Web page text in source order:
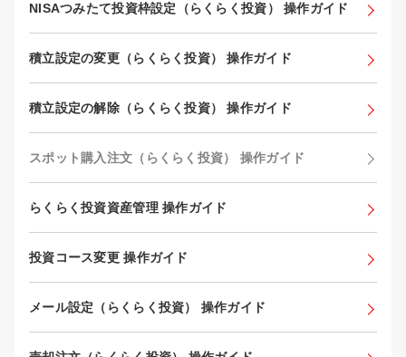
NISAつみたて投資枠設定（らくらく投資） 操作ガイド
積立設定の変更（らくらく投資） 操作ガイド
積立設定の解除（らくらく投資） 操作ガイド
スポット購入注文（らくらく投資） 操作ガイド
らくらく投資資産管理 操作ガイド
投資コース変更 操作ガイド
メール設定（らくらく投資） 操作ガイド